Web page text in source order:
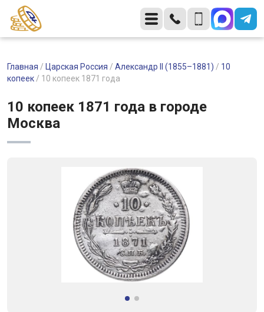
Главная / Царская Россия / Александр II (1855–1881) / 10
копеек / 10 копеек 1871 года
10 копеек 1871 года в городе
Москва